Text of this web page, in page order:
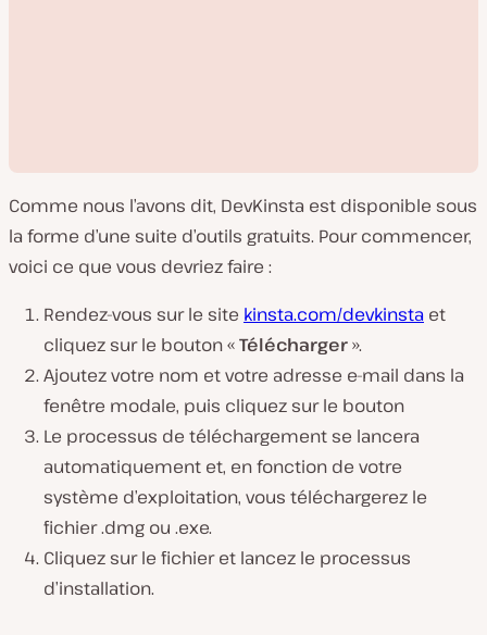
L
r
l
v
d
o
Comme nous l’avons dit, DevKinsta est disponible sous
la forme d’une suite d’outils gratuits. Pour commencer,
voici ce que vous devriez faire :
Rendez-vous sur le site kinsta.com/devkinsta et
cliquez sur le bouton «Télécharger».
Ajoutez votre nom et votre adresse e-mail dans la
fenêtre modale, puis cliquez sur le bouton
Le processus de téléchargement se lancera
automatiquement et, en fonction de votre
système d’exploitation, vous téléchargerez le
fichier.dmg ou .exe.
Cliquez sur le fichier et lancez le processus
d’installation.